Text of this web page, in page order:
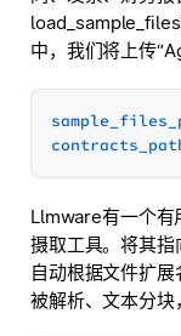
中，我们将上传
Llmware有一个有
摄取工具。将其
自动根据文件扩
被解析、文本分块